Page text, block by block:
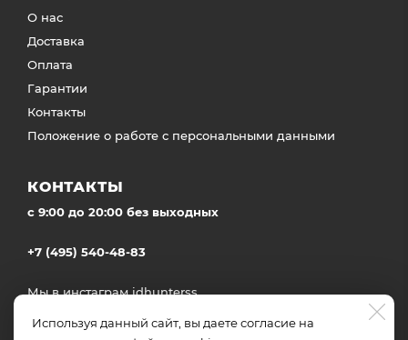
Используя данный сайт, вы даете согласие на
О нас
Доставка
Оплата
Гарантии
Контакты
Положение о работе с персональными данными
КОНТАКТЫ
c 9:00 до 20:00 без выходных
+7 (495) 540-48-83
Мы в инстаграмidhunterss
Доставка во все регионы России